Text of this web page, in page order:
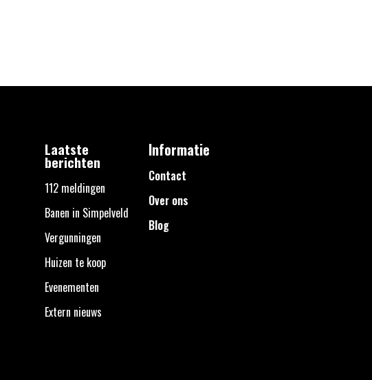
Laatste
berichten
112 meldingen
Banen in Simpelveld
Vergunningen
Huizen te koop
Evenementen
Extern nieuws
Informatie
Contact
Over ons
Blog